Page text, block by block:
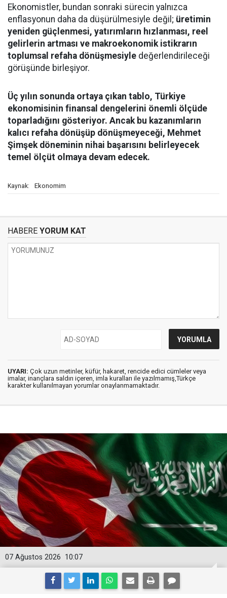
Ekonomistler, bundan sonraki sürecin yalnızca
enflasyonun daha da düşürülmesiyle değil; üretimin
yeniden güçlenmesi, yatırımların hızlanması, reel
gelirlerin artması ve makroekonomik istikrarın
toplumsal refaha dönüşmesiyle değerlendirileceği
görüşünde birleşiyor.
Üç yılın sonunda ortaya çıkan tablo, Türkiye
ekonomisinin finansal dengelerini önemli ölçüde
toparladığını gösteriyor. Ancak bu kazanımların
kalıcı refaha dönüşüp dönüşmeyeceği, Mehmet
Şimşek döneminin nihai başarısını belirleyecek
temel ölçüt olmaya devam edecek.
Kaynak: Ekonomim
HABERE YORUM KAT
UYARI: Çok uzun metinler, küfür, hakaret, rencide edici cümleler veya
imalar, inançlara saldırı içeren, imla kuralları ile yazılmamış,Türkçe
karakter kullanılmayan yorumlar onaylanmamaktadır.
10:07
07 Ağustos 2026